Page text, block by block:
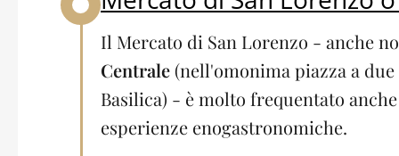
Il Mercato di San Lorenzo - anche
Centrale(nell'omonima piazza a
Basilica) - è molto frequentato
esperienze enogastronomiche.